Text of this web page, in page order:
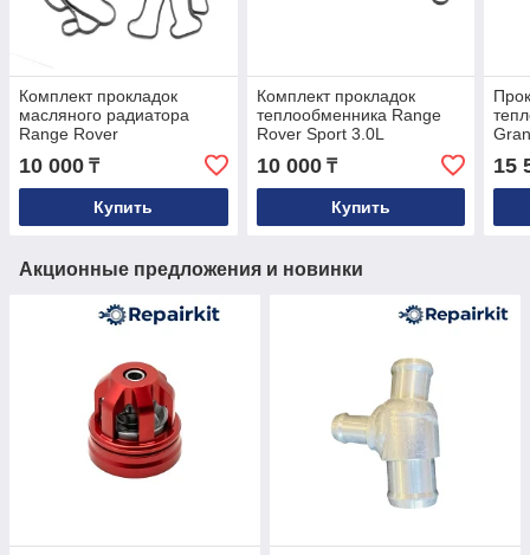
Комплект прокладок
масляного радиатора
Range Rover
L322/L405/L494 4.4 TDV8
и 3.0 TDV6 LR022895
10 000 ₸
Купить
Комплект прокладок
теплообменника Range
Rover Sport 3.0L
LR061969 после 2017 г.
10 000₸
Купить
15
Акционные предложения и новинки